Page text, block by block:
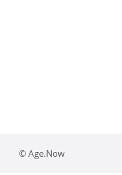
© Age.Now